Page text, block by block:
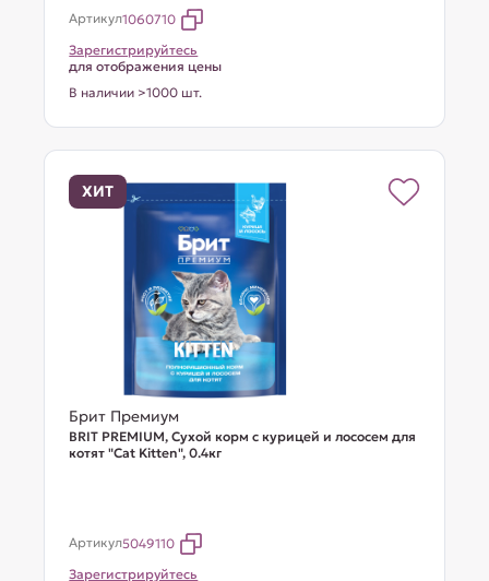
Артикул1060710
Зарегистрируйтесь
для отображения цены
В наличии >1000 шт.
ХИТ
Брит Премиум
BRIT PREMIUM, Сухой корм с курицей и лососем для
котят "Cat Kitten", 0.4кг
Артикул5049110
Зарегистрируйтесь